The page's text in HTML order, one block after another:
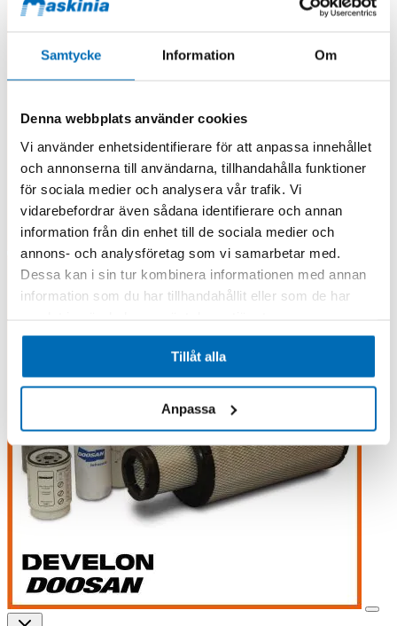
Samtycke Information Om
Denna webbplats använder cookies
Vi använder enhetsidentifierare för att anpassa innehållet
och annonserna till användarna, tillhandahålla funktioner
för sociala medier och analysera vår trafik. Vi
vidarebefordrar även sådana identifierare och annan
information från din enhet till de sociala medier och
annons- och analysföretag som vi samarbetar med.
Dessa kan i sin tur kombinera informationen med annan
information som du har tillhandahållit eller som de har
Tillåt alla
Anpassa